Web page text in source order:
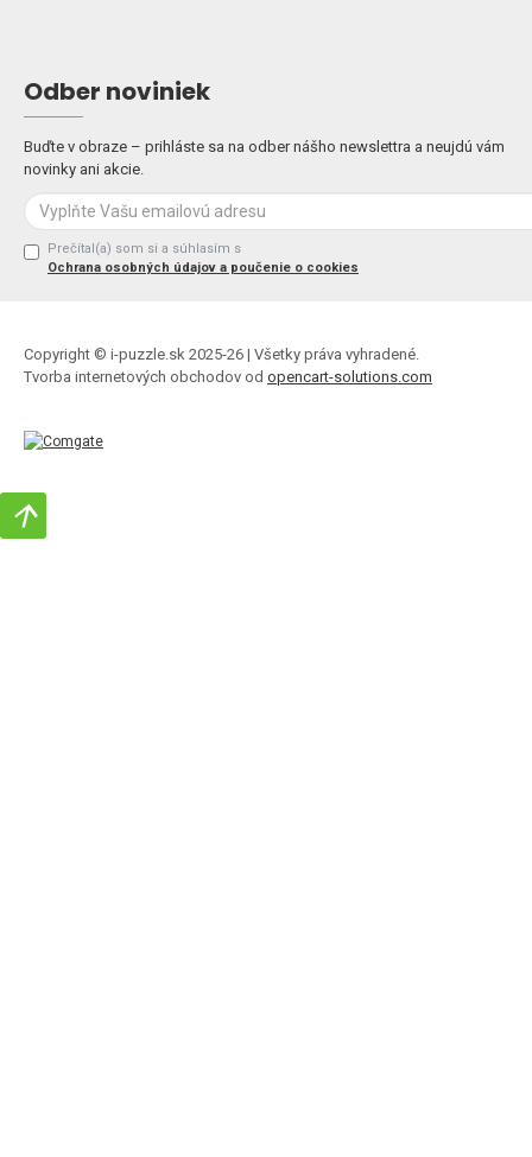
Odber noviniek
Buďte v obraze – prihláste sa na odber nášho newslettra a neujdú vám
novinky ani akcie.
Prečítal(a) som si a súhlasím s
Ochrana osobných údajov a poučenie o cookies
Copyright © i-puzzle.sk 2025-26 | Všetky práva vyhradené.
Tvorba internetových obchodov od opencart-solutions.com